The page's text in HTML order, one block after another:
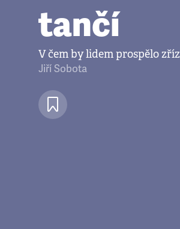
tančí
V čem by lidem prospělo
Jiří Sobota